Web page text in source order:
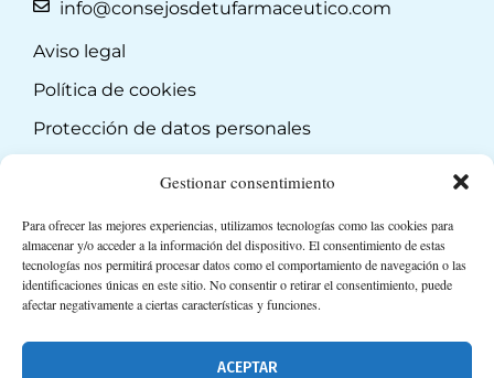
Gestionar consentimiento
Para ofrecer las mejores experiencias, utilizamos tecnologías como las cookies para
almacenar y/o acceder a la información del dispositivo. El consentimiento de estas
tecnologías nos permitirá procesar datos como el comportamiento de navegación o las
identificaciones únicas en este sitio. No consentir o retirar el consentimiento, puede
afectar negativamente a ciertas características y funciones.
ACEPTAR
info@consejosdetufarmaceutico.com
Aviso legal
Política de cookies
Protección de datos personales